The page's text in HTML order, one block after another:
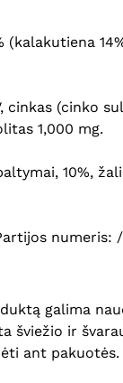
cinkas (cinko
1,000 mg.
10%,
galima
šviežio ir
ant pakuotės.